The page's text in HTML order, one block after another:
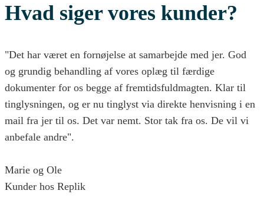
Hvad siger vores kunder?
"Det har været en fornøjelse at samarbejde med jer. God
og grundig behandling af vores oplæg til færdige
dokumenter for os begge af fremtidsfuldmagten. Klar til
tinglysningen, og er nu tinglyst via direkte henvisning i en
mail fra jer til os. Det var nemt. Stor tak fra os. De vil vi
anbefale andre".
Marie og Ole
Kunder hos Replik